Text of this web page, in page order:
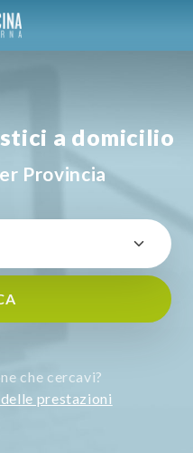
a domicilio
Provincia
che cercavi?
prestazioni